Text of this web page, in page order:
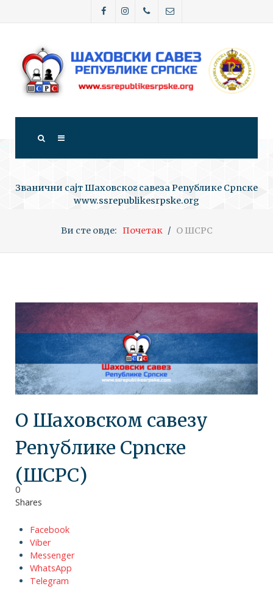
Званични сајт Шаховског савеза Републике Српске
www.ssrepublikesrpske.org
Ви сте овде: Почетак О ШСРС
О Шаховском савезу
Републике Српске
(ШСРС)
0
Shares
Facebook
Viber
Messenger
WhatsApp
Telegram